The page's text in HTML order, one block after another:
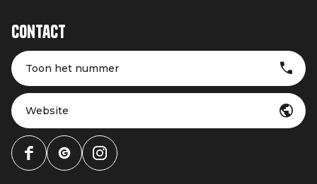
Contact
Toon het nummer
Website